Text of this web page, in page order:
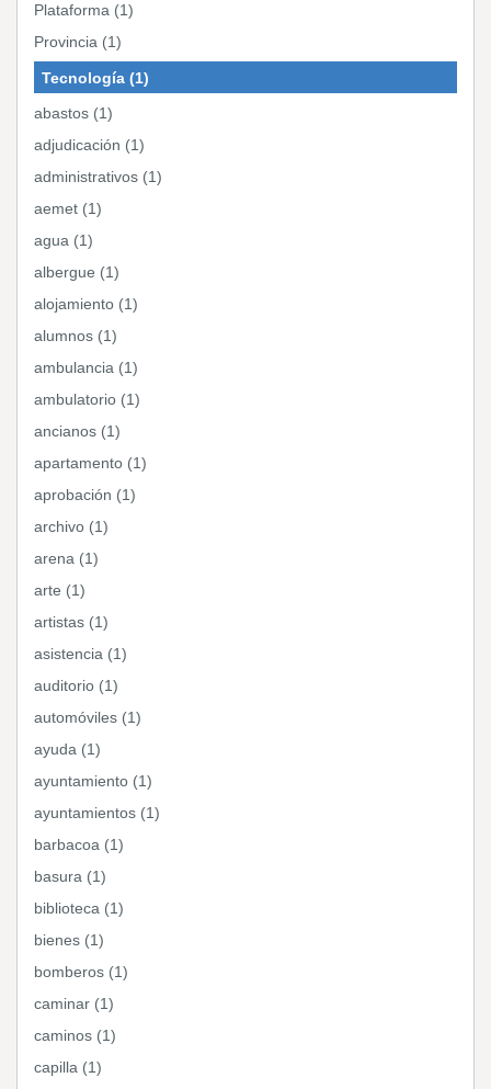
Plataforma (1)
Provincia (1)
Tecnología (1)
abastos (1)
adjudicación (1)
administrativos (1)
aemet (1)
agua (1)
albergue (1)
alojamiento (1)
alumnos (1)
ambulancia (1)
ambulatorio (1)
ancianos (1)
apartamento (1)
aprobación (1)
archivo (1)
arena (1)
arte (1)
artistas (1)
asistencia (1)
auditorio (1)
automóviles (1)
ayuda (1)
ayuntamiento (1)
ayuntamientos (1)
barbacoa (1)
basura (1)
biblioteca (1)
bienes (1)
bomberos (1)
caminar (1)
caminos (1)
capilla (1)